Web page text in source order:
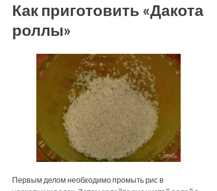
Как приготовить «Дакота
роллы»
Первым делом необходимо промыть рис в